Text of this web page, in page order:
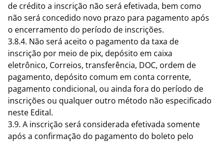
de crédito a inscrição não será efetivada, bem como
não será concedido novo prazo para pagamento após
o encerramento do período de inscrições.
3.8.4. Não será aceito o pagamento da taxa de
inscrição por meio de pix, depósito em caixa
eletrônico, Correios, transferência, DOC, ordem de
pagamento, depósito comum em conta corrente,
pagamento condicional, ou ainda fora do período de
inscrições ou qualquer outro método não especificado
neste Edital.
3.9. A inscrição será considerada efetivada somente
após a confirmação do pagamento do boleto pelo